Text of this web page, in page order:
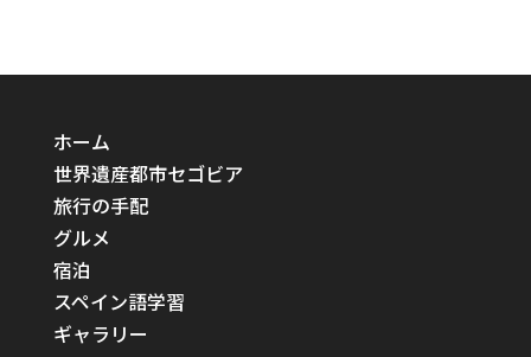
ホーム
世界遺産都市セゴビア
旅行の手配
グルメ
宿泊
スペイン語学習
ギャラリー